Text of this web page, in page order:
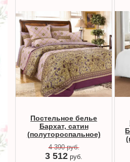
Постельное белье
Бархат, сатин
(полутороспальное)
4 390руб.
3 512 руб.